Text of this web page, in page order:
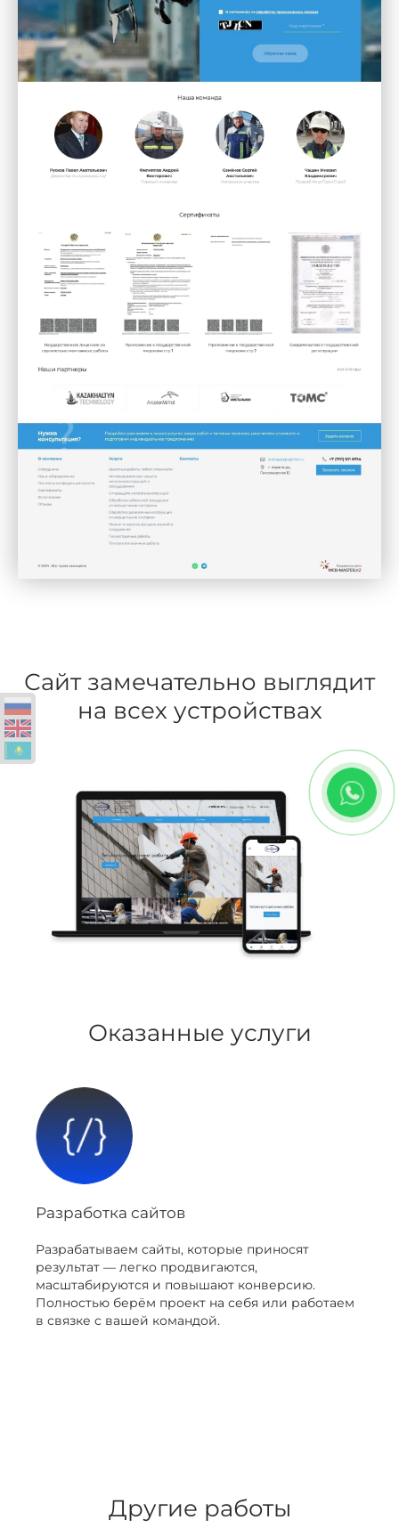
Сайт замечательно выглядит
на всех устройствах
Оказанные услуги
Разработка сайтов
Разрабатываем сайты, которые приносят
результат — легко продвигаются,
масштабируются и повышают конверсию.
Полностью берём проект на себя или работаем
в связке с вашей командой.
Другие работы